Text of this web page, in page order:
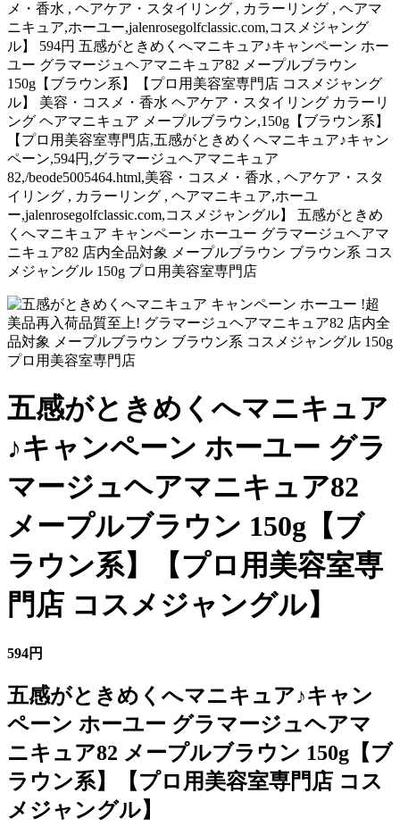
メ・香水 , ヘアケア・スタイリング , カラーリング , ヘアマ
ニキュア,ホーユー,jalenrosegolfclassic.com,コスメジャング
ル】 594円 五感がときめくへマニキュア♪キャンペーン ホー
ユー グラマージュヘアマニキュア82 メープルブラウン
150g【ブラウン系】【プロ用美容室専門店 コスメジャング
ル】 美容・コスメ・香水 ヘアケア・スタイリング カラーリ
ング ヘアマニキュア メープルブラウン,150g【ブラウン系】
【プロ用美容室専門店,五感がときめくへマニキュア♪キャン
ペーン,594円,グラマージュヘアマニキュア
82,/beode5005464.html,美容・コスメ・香水 , ヘアケア・スタ
イリング , カラーリング , ヘアマニキュア,ホーユ
ー,jalenrosegolfclassic.com,コスメジャングル】 五感がときめ
くへマニキュア キャンペーン ホーユー グラマージュヘアマ
ニキュア82 店内全品対象 メープルブラウン ブラウン系 コス
メジャングル 150g プロ用美容室専門店
五感がときめくへマニキュア
♪キャンペーン ホーユー グラ
マージュヘアマニキュア82
メープルブラウン 150g【ブ
ラウン系】【プロ用美容室専
門店 コスメジャングル】
594円
五感がときめくへマニキュア♪キャン
ペーン ホーユー グラマージュヘアマ
ニキュア82 メープルブラウン 150g【ブ
ラウン系】【プロ用美容室専門店 コス
メジャングル】